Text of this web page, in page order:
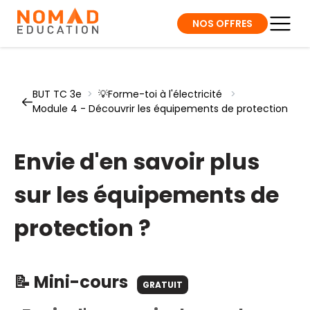
NOS OFFRES
BUT TC 3e > 💡Forme-toi à l'électricité
>
Module 4 - Découvrir les équipements de protection
Envie d'en savoir plus
sur les équipements de
protection ?
📝 Mini-cours GRATUIT